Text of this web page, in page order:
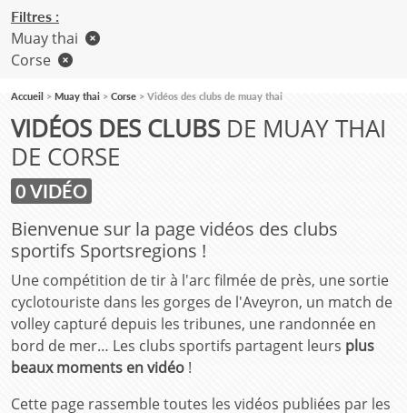
VIDÉOS DES CLUBS DE MUAY THAI
DE CORSE
0 VIDÉO
Bienvenue sur la page vidéos des clubs
sportifs Sportsregions !
Une compétition de tir à l'arc filmée de près, une sortie
cyclotouriste dans les gorges de l'Aveyron, un match de
volley capturé depuis les tribunes, une randonnée en
bord de mer… Les clubs sportifs partagent leurs plus
beaux moments en vidéo !
Cette page rassemble toutes les vidéos publiées par les
Filtres :
Muay thai
Corse
Accueil Muay thai Corse Vidéos des clubs de muay thai